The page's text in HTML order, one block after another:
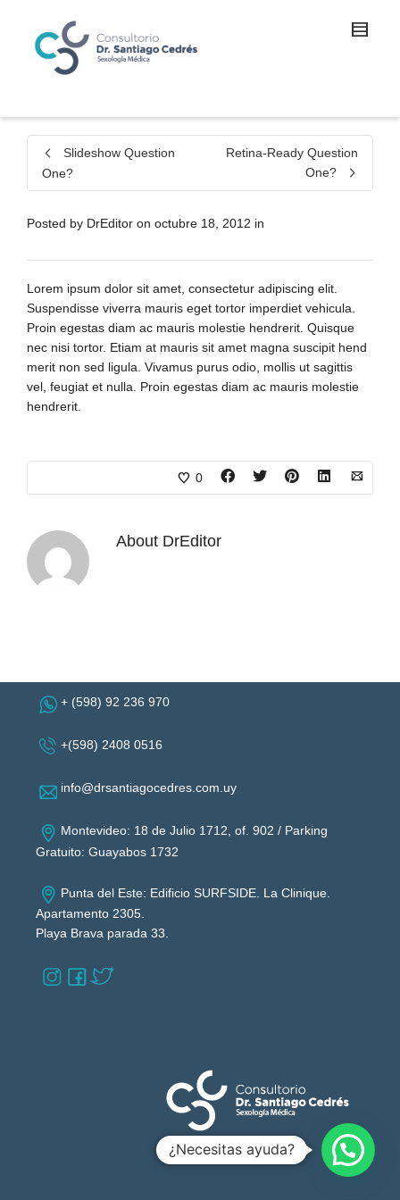
Slideshow Question
One?
Retina-Ready Question
One?
Posted by DrEditor on octubre 18, 2012 in
Lorem ipsum dolor sit amet, consectetur adipiscing elit.
Suspendisse viverra mauris eget tortor imperdiet vehicula.
Proin egestas diam ac mauris molestie hendrerit. Quisque
nec nisi tortor. Etiam at mauris sit amet magna suscipit hend
merit non sed ligula. Vivamus purus odio, mollis ut sagittis
vel, feugiat et nulla. Proin egestas diam ac mauris molestie
hendrerit.
0
About DrEditor
+ (598) 92 236 970
+(598) 2408 0516
info@drsantiagocedres.com.uy
Montevideo: 18 de Julio 1712, of. 902 / Parking
Gratuito: Guayabos 1732
Punta del Este: Edificio SURFSIDE. La Clinique.
Apartamento 2305.
Playa Brava parada 33.
¿Necesitas ayuda?